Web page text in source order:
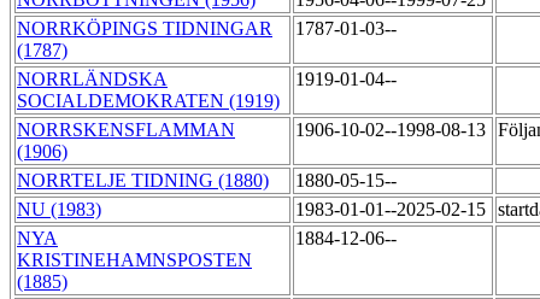
NORRKÖPINGS TIDNINGAR
(1787)
1787-01-03--
NORRLÄNDSKA
SOCIALDEMOKRATEN (1919)
1919-01-04--
NORRSKENSFLAMMAN
(1906)
1906-10-02--1998-08-13
NORRTELJE TIDNING (1880)
1880-05-15--
NU (1983)
1983-01-01--2025-02-15
NYA
KRISTINEHAMNSPOSTEN
(1885)
1884-12-06--